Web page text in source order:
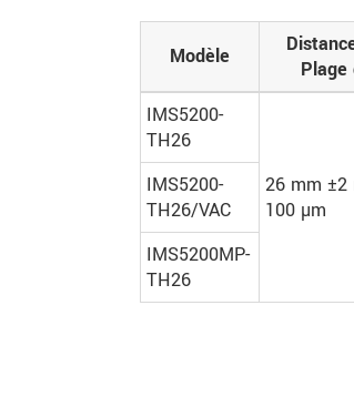
Modèle
Plage
IMS5200-
TH26
26 mm
100 µm
IMS5200-
TH26/VAC
IMS5200MP-
TH26